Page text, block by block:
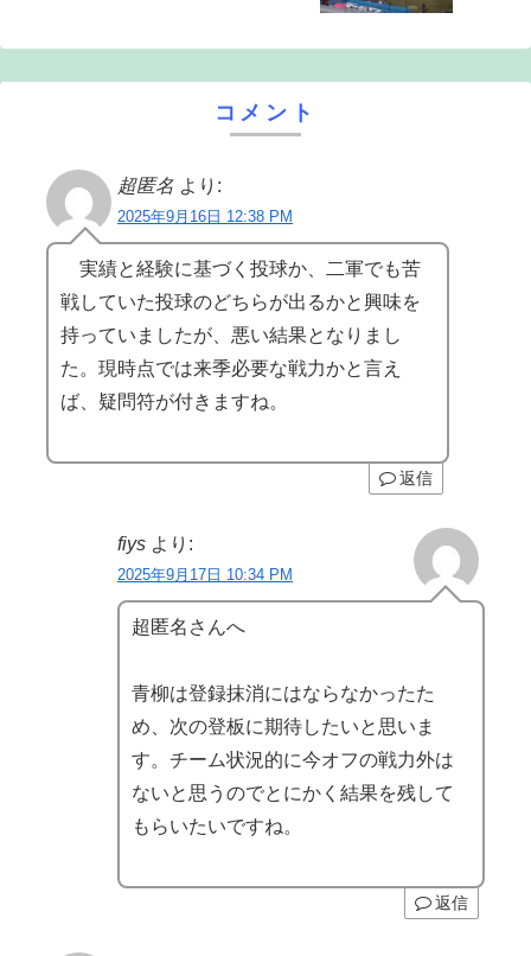
コメント
超匿名 より:
2025年9月16日 12:38 PM
実績と経験に基づく投球か、二軍でも苦
戦していた投球のどちらが出るかと興味を
持っていましたが、悪い結果となりまし
た。現時点では来季必要な戦力かと言え
ば、疑問符が付きますね。
返信
fiys より:
2025年9月17日 10:34 PM
超匿名さんへ
青柳は登録抹消にはならなかったた
め、次の登板に期待したいと思いま
す。チーム状況的に今オフの戦力外は
ないと思うのでとにかく結果を残して
もらいたいですね。
返信